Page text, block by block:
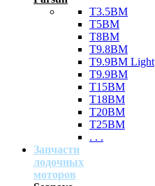
T3.5BM
T5BM
T8BM
T9.8BM
T9.9BM Light
T9.9BM
T15BM
T18BM
T20BM
T25BM
. . .
Запчасти
лодочных
моторов